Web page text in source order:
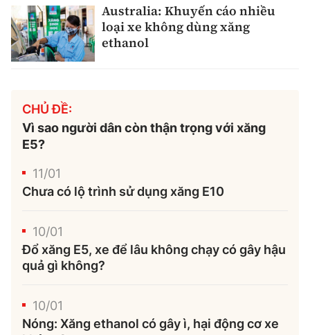
Australia: Khuyến cáo nhiều
loại xe không dùng xăng
ethanol
CHỦ ĐỀ:
Vì sao người dân còn thận trọng với xăng
E5?
11/01
Chưa có lộ trình sử dụng xăng E10
10/01
Đổ xăng E5, xe để lâu không chạy có gây hậu
quả gì không?
10/01
Nóng: Xăng ethanol có gây ì, hại động cơ xe